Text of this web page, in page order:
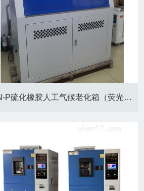
ZN-P硫化橡胶人工气候老化箱（荧光紫外灯）